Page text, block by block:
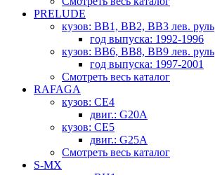
PRELUDE
кузов: BB1, BB2, BB3 лев. руль
год выпуска: 1992-1996
кузов: BB6, BB8, BB9 лев. руль
год выпуска: 1997-2001
Смотреть весь каталог
RAFAGA
кузов: CE4
двиг.: G20A
кузов: CE5
двиг.: G25A
Смотреть весь каталог
S-MX